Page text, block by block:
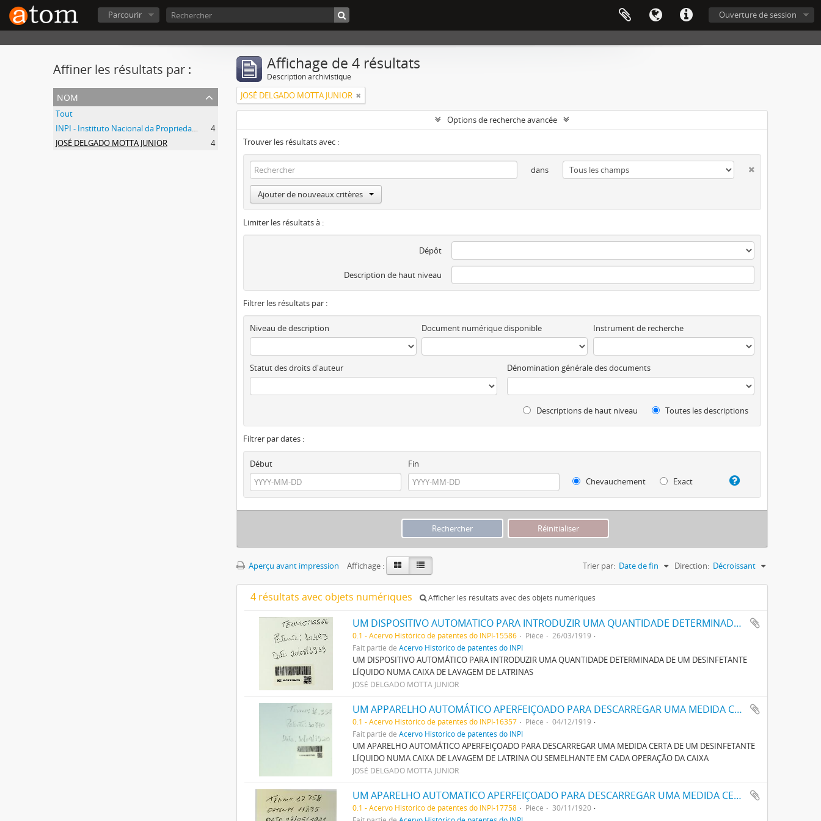
Ouverture de session
Parcourir
Affiner les résultats par :
nom
Tout
INPI - Instituto Nacional da Propriedade Industrial
4
JOSÉ DELGADO MOTTA JUNIOR
4
Affichage de 4 résultats
Description archivistique
JOSÉ DELGADO MOTTA JUNIOR
Options de recherche avancée
Trouver les résultats avec :
dans
Ajouter de nouveaux critères
Limiter les résultats à :
Dépôt
Description de haut niveau
Filtrer les résultats par :
Niveau de description Document numérique disponible Instrument de recherche
Statut des droits d'auteur Dénomination générale des documents
Descriptions de haut niveau Toutes les descriptions
Filtrer par dates :
Début
Fin
Chevauchement
Exact
Aperçu avant impression Affichage : Trier par: Date de fin Direction: Décroissant
4 résultats avec objets numériques Afficher les résultats avec des objets numériques
UM DISPOSITIVO AUTOMATICO PARA INTRODUZIR UMA QUANTIDADE DETERMINADA DE UM DESINFECTANTE LIQUIDO NUMA CAIXA DE LAVAGEM DE LATRINAS
0.1 - Acervo Histórico de patentes do INPI-15586 Pièce
26/03/1919
Fait partie deAcervo Histórico de patentes do INPI
UM DISPOSITIVO AUTOMÁTICO PARA INTRODUZIR UMA QUANTIDADE DETERMINADA DE UM DESINFETANTE
LÍQUIDO NUMA CAIXA DE LAVAGEM DE LATRINAS
JOSÉ DELGADO MOTTA JUNIOR
UM APPARELHO AUTOMÁTICO APERFEIÇOADO PARA DESCARREGAR UMA MEDIDA CERTA DE UM DESINFECTANTE LIQUIDO NUMA CAIXA DE LAVAGEM DE LATRINA OU SEMELHANTE EM CADA OPERAÇÃO DA CAIXA
0.1 - Acervo Histórico de patentes do INPI-16357 Pièce
04/12/1919
Fait partie deAcervo Histórico de patentes do INPI
UM APARELHO AUTOMÁTICO APERFEIÇOADO PARA DESCARREGAR UMA MEDIDA CERTA DE UM DESINFETANTE
LÍQUIDO NUMA CAIXA DE LAVAGEM DE LATRINA OU SEMELHANTE EM CADA OPERAÇÃO DA CAIXA
JOSÉ DELGADO MOTTA JUNIOR
UM APARELHO AUTOMATICO APERFEIÇOADO PARA DESCARREGAR UMA MEDIDA CERTA DE UM LIQUIDO DESINFECTANTE NUMA CAIXA DE LAVAGEM DE LATRINA OU SEMELHANTE
0.1 - Acervo Histórico de patentes do INPI-17758 Pièce
30/11/1920